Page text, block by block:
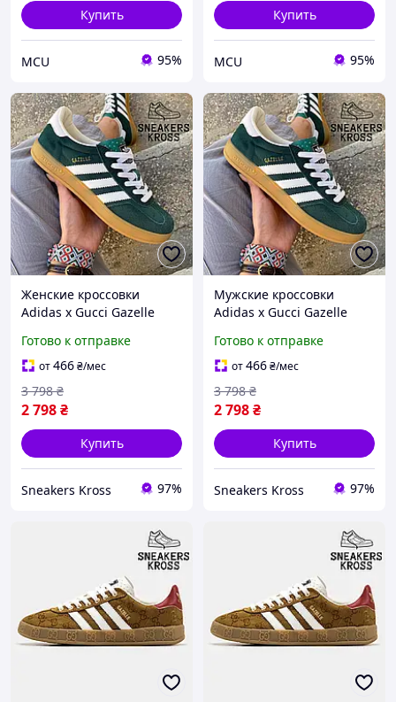
Купить
MCU 95%
Купить
MCU 95%
Женские кроссовки
Adidas x Gucci Gazelle
Газели, Adidas originals
gazelle
Готово к отправке
от466₴/мес
2 798₴
3 798 ₴
Купить
Sneakers Kross 97%
Мужские кроссовки
Adidas x Gucci Gazelle
Газели, Adidas originals
gazelle
Готово к отправке
от466₴/мес
2 798₴
3 798 ₴
Купить
Sneakers Kross 97%